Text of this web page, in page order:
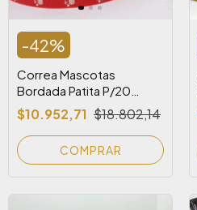
-42%
Correa Mascotas
Bordada Patita P/20
(Rollo x 25 m)
$10.952,71 $18.802,14
COMPRAR